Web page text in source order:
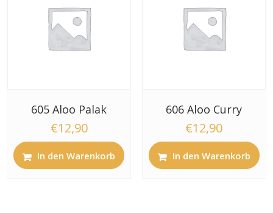
605 Aloo Palak
€12,90
In den Warenkorb
606 Aloo Curry
€12,90
In den Warenkorb